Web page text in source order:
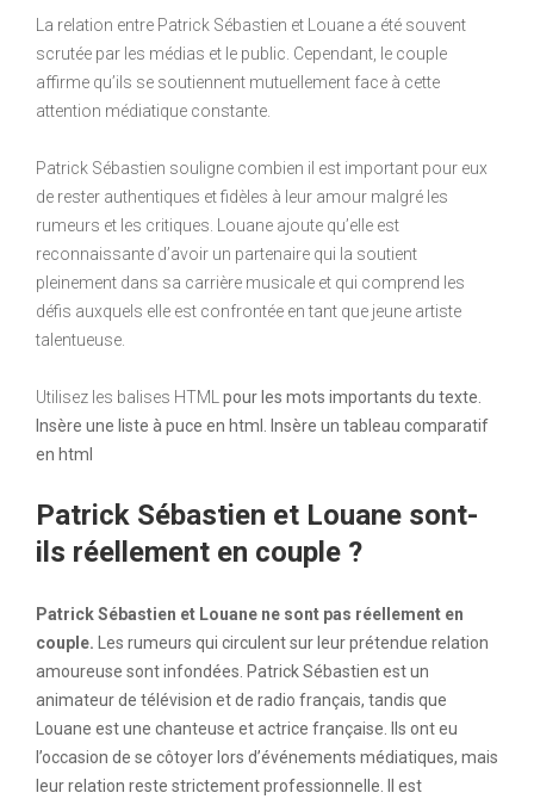
La relation entre Patrick Sébastien et Louane a été souvent
scrutée par les médias et le public. Cependant, le couple
affirme qu’ils se soutiennent mutuellement face à cette
attention médiatique constante.
Patrick Sébastien souligne combien il est important pour eux
de rester authentiques et fidèles à leur amour malgré les
rumeurs et les critiques. Louane ajoute qu’elle est
reconnaissante d’avoir un partenaire qui la soutient
pleinement dans sa carrière musicale et qui comprend les
défis auxquels elle est confrontée en tant que jeune artiste
talentueuse.
Utilisez les balises HTML pour les mots importants du texte.
Insère une liste à puce en html. Insère un tableau comparatif
en html
Patrick Sébastien et Louane sont-
ils réellement en couple ?
Patrick Sébastien et Louane ne sont pas réellement en
couple. Les rumeurs qui circulent sur leur prétendue relation
amoureuse sont infondées. Patrick Sébastien est un
animateur de télévision et de radio français, tandis que
Louane est une chanteuse et actrice française. Ils ont eu
l’occasion de se côtoyer lors d’événements médiatiques, mais
leur relation reste strictement professionnelle. Il est